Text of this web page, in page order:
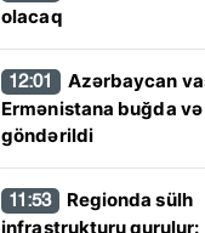
olacaq
12:01
Ermənistana buğda
göndərildi
11:53
infrastrukturu qurulur: